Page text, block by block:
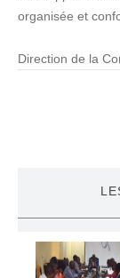
organisée et
Direction de la